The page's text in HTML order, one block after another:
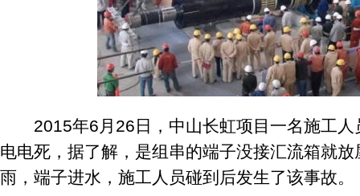
2015年6月26日，中山长虹项目一名施工人
电电死，据了解，是组串的端子没接汇流箱就
雨，端子进水，施工人员碰到后发生了该事故。